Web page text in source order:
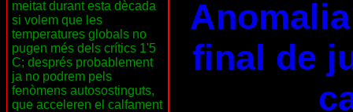
meitat durant esta dècada
si volem que les
temperatures globals no
pugen més dels crítics 1'5
C; després probablement
ja no podrem pels
fenòmens autosostinguts,
que acceleren el calfament
final de